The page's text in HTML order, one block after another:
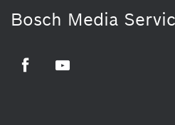
Bosch Media